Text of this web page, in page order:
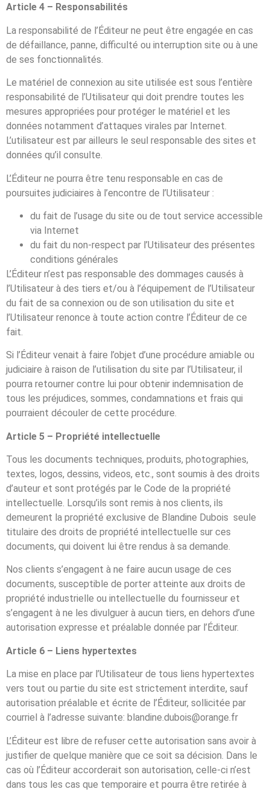
Article 4 – Responsabilités
La responsabilité de l’Éditeur ne peut être engagée en cas
de défaillance, panne, difficulté ou interruption site ou à une
de ses fonctionnalités.
Le matériel de connexion au site utilisée est sous l’entière
responsabilité de l’Utilisateur qui doit prendre toutes les
mesures appropriées pour protéger le matériel et les
données notamment d’attaques virales par Internet.
L’utilisateur est par ailleurs le seul responsable des sites et
données qu’il consulte.
L’Éditeur ne pourra être tenu responsable en cas de
poursuites judiciaires à l’encontre de l’Utilisateur :
du fait de l’usage du site ou de tout service accessible
via Internet
du fait du non-respect par l’Utilisateur des présentes
conditions générales
L’Éditeur n’est pas responsable des dommages causés à
l’Utilisateur à des tiers et/ou à l’équipement de l’Utilisateur
du fait de sa connexion ou de son utilisation du site et
l’Utilisateur renonce à toute action contre l’Éditeur de ce
fait.
Si l’Éditeur venait à faire l’objet d’une procédure amiable ou
judiciaire à raison de l’utilisation du site par l’Utilisateur, il
pourra retourner contre lui pour obtenir indemnisation de
tous les préjudices, sommes, condamnations et frais qui
pourraient découler de cette procédure.
Article 5 – Propriété intellectuelle
Tous les documents techniques, produits, photographies,
textes, logos, dessins, videos, etc., sont soumis à des droits
d’auteur et sont protégés par le Code de la propriété
intellectuelle. Lorsqu’ils sont remis à nos clients, ils
demeurent la propriété exclusive de Blandine Dubois seule
titulaire des droits de propriété intellectuelle sur ces
documents, qui doivent lui être rendus à sa demande.
Nos clients s’engagent à ne faire aucun usage de ces
documents, susceptible de porter atteinte aux droits de
propriété industrielle ou intellectuelle du fournisseur et
s’engagent à ne les divulguer à aucun tiers, en dehors d’une
autorisation expresse et préalable donnée par l’Éditeur.
Article 6 – Liens hypertextes
La mise en place par l’Utilisateur de tous liens hypertextes
vers tout ou partie du site est strictement interdite, sauf
autorisation préalable et écrite de l’Éditeur, sollicitée par
courriel à l’adresse suivante: blandine.dubois@orange.fr
L’Éditeur est libre de refuser cette autorisation sans avoir à
justifier de quelque manière que ce soit sa décision. Dans le
cas où l’Éditeur accorderait son autorisation, celle-ci n’est
dans tous les cas que temporaire et pourra être retirée à